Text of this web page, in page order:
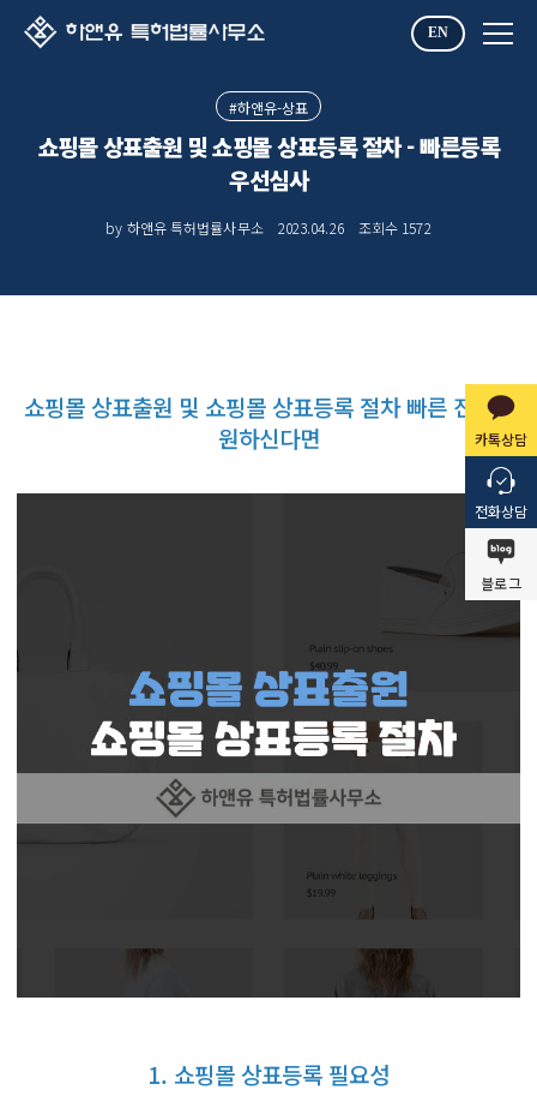
EN
카톡상담
전화상담
블로그
#하앤유-상표
쇼핑몰 상표출원 및 쇼핑몰 상표등록 절차 - 빠른등록
우선심사
by 하앤유 특허법률사무소 2023.04.26 조회수 1572
쇼핑몰 상표출원 및 쇼핑몰 상표등록 절차 빠른 진행을
원하신다면
1. 쇼핑몰 상표등록 필요성